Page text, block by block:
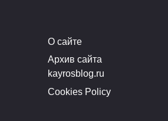
с друзьями в
сетях: Действия
О сайте
Архив сайта
kayrosblog.ru
Cookies Policy